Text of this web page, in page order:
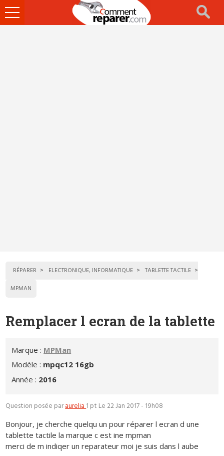
Ouvrir
le
RÉPARER ELECTRONIQUE, INFORMATIQUE
TABLETTE TACTILE
MPMAN
Remplacer l ecran de la tablette
Marque : MPMan
Modèle : mpqc12 16gb
Année : 2016
Question posée paraurelia1 pt Le 22 Jan 2017 - 19h08
Bonjour, je cherche quelqu un pour réparer l ecran d une
tablette tactile la marque c est ine mpman
merci de m indiqer un reparateur moi je suis dans l aube